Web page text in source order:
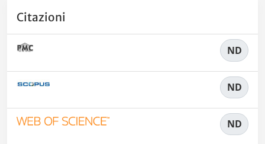
Citazioni
ND
ND
ND